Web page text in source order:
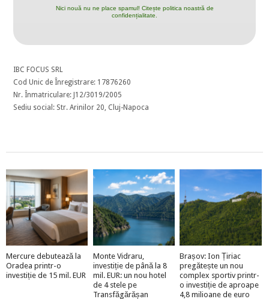
Nici nouă nu ne place spamul! Citește politica noastră de
confidențialitate.
IBC FOCUS SRL
Cod Unic de Înregistrare: 17876260
Nr. Înmatriculare: J12/3019/2005
Sediu social: Str. Arinilor 20, Cluj-Napoca
Mercure debutează la
Oradea printr-o
investiție de 15 mil. EUR
Monte Vidraru,
investiție de până la 8
mil. EUR: un nou hotel
de 4 stele pe
Transfăgărășan
Brașov: Ion Țiriac
pregătește un nou
complex sportiv printr-
o investiție de aproape
4,8 milioane de euro